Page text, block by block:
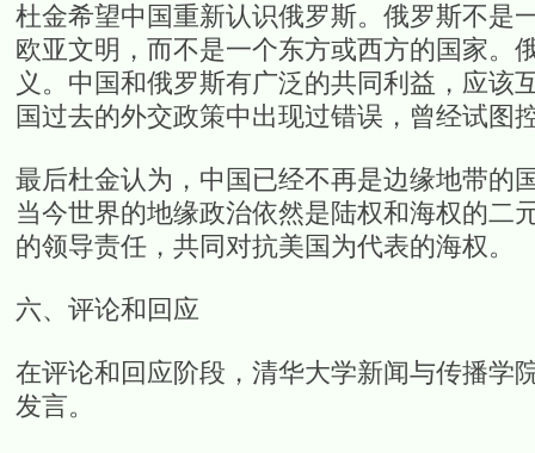
杜金希望中国重新认识俄罗斯。俄罗斯不是
欧亚文明，而不是一个东方或西方的国家。
义。中国和俄罗斯有广泛的共同利益，应该
国过去的外交政策中出现过错误，曾经试图
最后杜金认为，中国已经不再是边缘地带的
当今世界的地缘政治依然是陆权和海权的二
的领导责任，共同对抗美国为代表的海权。
六、评论和回应
在评论和回应阶段，清华大学新闻与传播学
发言。